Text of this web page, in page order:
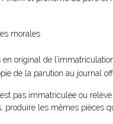
morales
en original de
de la parution au journal
pas immatriculée ou
produire les mêmes pièces